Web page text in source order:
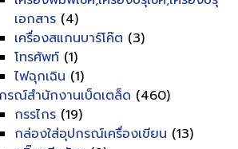
เอกสาร (4)
เครื่องสแกนบาร์โค๊ต (3)
โทรศัพท์ (1)
ไฟฉุกเฉิน (1)
รณ์สำนักงานเบ็ดเตล็ด (460)
กรรไกร (19)
กล่องใส่อุปกรณ์เครื่องเขียน (13)